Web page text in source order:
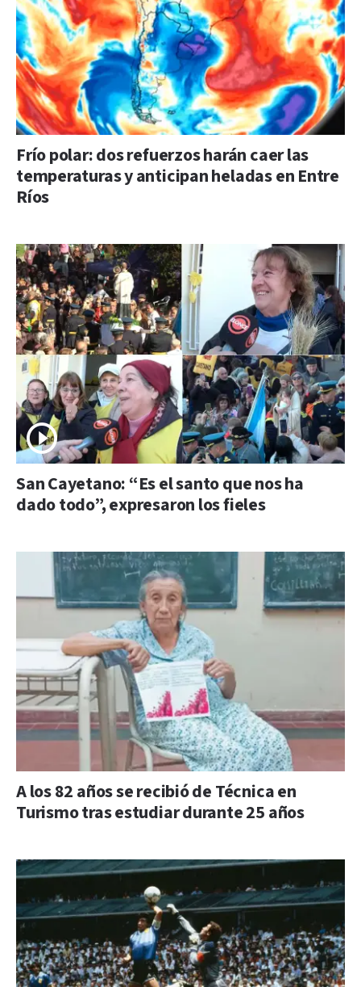
Frío polar: dos refuerzos harán caer las
temperaturas y anticipan heladas en Entre
Ríos
San Cayetano: “Es el santo que nos ha
dado todo”, expresaron los fieles
A los 82 años se recibió de Técnica en
Turismo tras estudiar durante 25 años